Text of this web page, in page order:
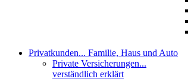
Privatkunden... Familie, Haus und Auto
Private Versicherungen...
verständlich erklärt